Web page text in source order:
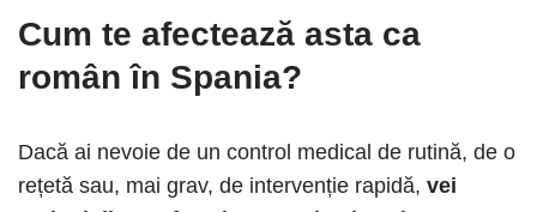
Cum te afectează asta ca
român în Spania?
Dacă ai nevoie de un control medical de rutină, de o
rețetă sau, mai grav, de intervenție rapidă, vei